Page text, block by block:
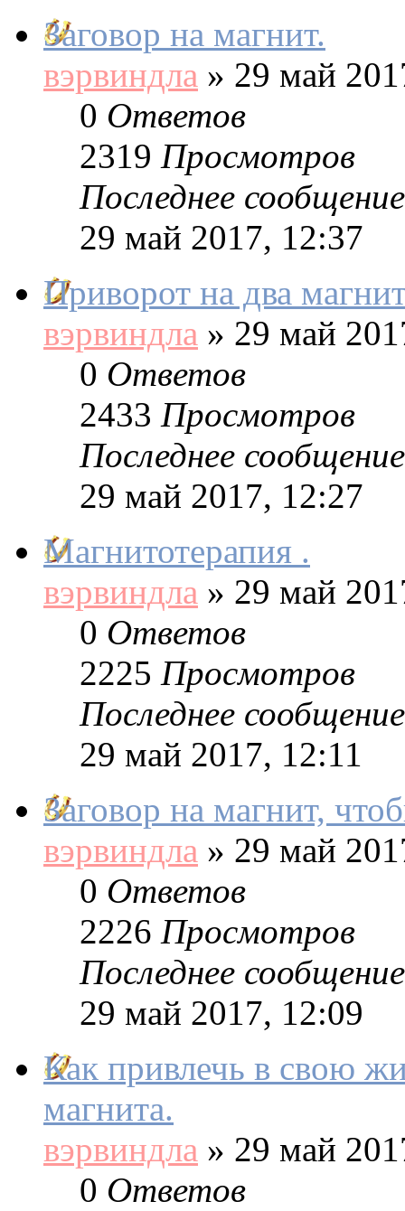
Заговор на магнит.
вэрвиндла » 29 май
0 Ответов
2319 Просмотров
Последнее сообщение
29 май 2017, 12:37
Приворот на два
вэрвиндла » 29 май
0 Ответов
2433 Просмотров
Последнее сообщение
29 май 2017, 12:27
Магнитотерапия .
вэрвиндла » 29 май
0 Ответов
2225 Просмотров
Последнее сообщение
29 май 2017, 12:11
Заговор на магнит,
вэрвиндла » 29 май
0 Ответов
2226 Просмотров
Последнее сообщение
29 май 2017, 12:09
Как привлечь в свою
магнита.
вэрвиндла » 29 май
0 Ответов